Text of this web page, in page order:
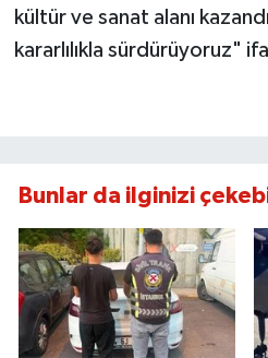
kültür ve sanat alanı
kararlılıkla sürdürüyoruz"
Bunlar da ilginizi